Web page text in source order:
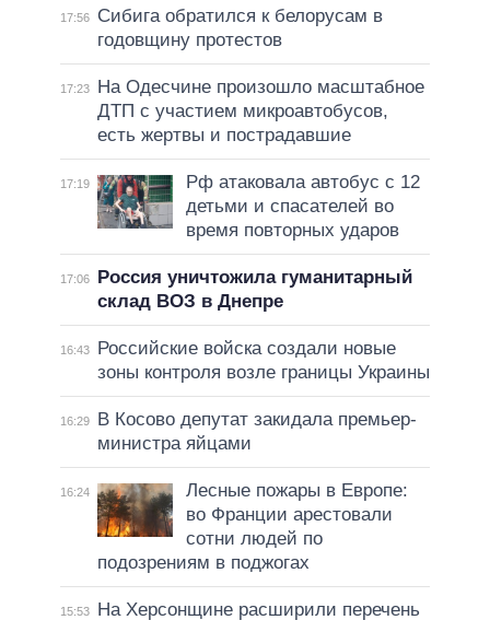
17:56
Сибига обратился к белорусам в
годовщину протестов
17:23
На Одесчине произошло масштабное
ДТП с участием микроавтобусов,
есть жертвы и пострадавшие
17:19
Рф атаковала автобус с 12
детьми и спасателей во
время повторных ударов
17:06
Россия уничтожила гуманитарный
склад ВОЗ в Днепре
16:43
Российские войска создали новые
зоны контроля возле границы Украины
16:29
В Косово депутат закидала премьер-
министра яйцами
16:24
Лесные пожары в Европе:
во Франции арестовали
сотни людей по
подозрениям в поджогах
15:53
На Херсонщине расширили перечень